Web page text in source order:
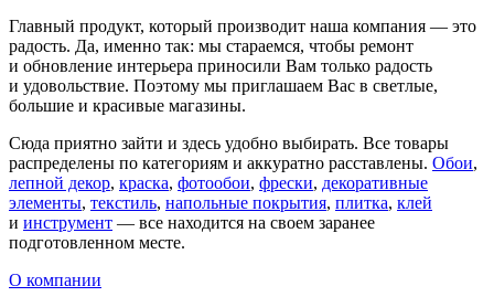
Главный продукт, который производит наша компания — это
радость. Да, именно так: мы стараемся, чтобы ремонт
и обновление интерьера приносили Вам только радость
и удовольствие. Поэтому мы приглашаем Вас в светлые,
большие и красивые магазины.
Сюда приятно зайти и здесь удобно выбирать. Все товары
распределены по категориям и аккуратно расставлены. Обои,
лепной декор, краска, фотообои, фрески, декоративные
элементы, текстиль, напольные покрытия, плитка, клей
и инструмент — все находится на своем заранее
подготовленном месте.
О компании